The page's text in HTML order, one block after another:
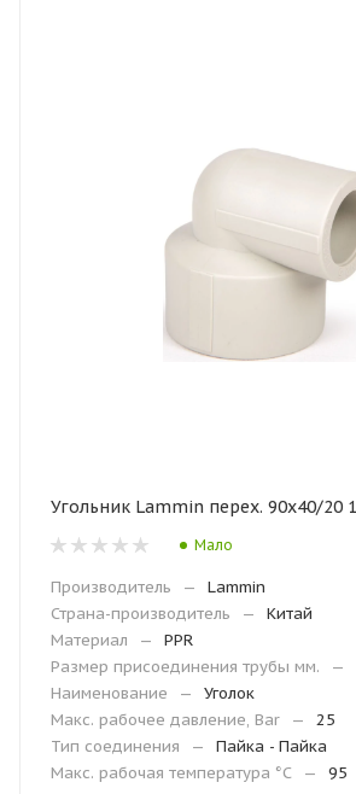
Угольник Lammin перех. 90х40/20
Мало
Производитель —
Lammin
Страна-производитель
—
Китай
Материал
—
PPR
Размер присоединения трубы мм.
—
Наименование
—
Уголок
Макс. рабочее давление, Bar
—
25
Тип соединения
—
Пайка - Пайка
Макc. рабочая температура °С
— 95